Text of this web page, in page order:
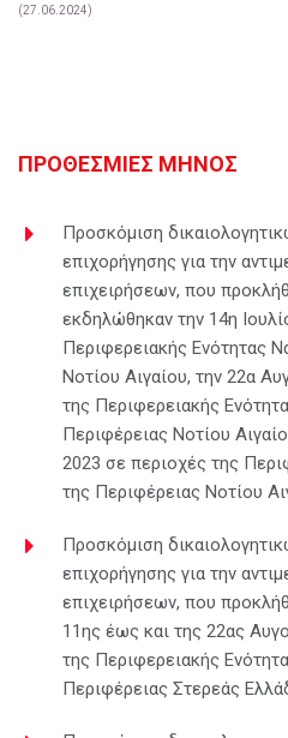
(27.06.2024)
ΠΡΟΘΕΣΜΙΕΣ ΜΗΝΟΣ
Προσκόμιση
επιχορήγησης για την
επιχειρήσεων, που
εκδηλώθηκαν την 14η
Περιφερειακής Ενότητας
Νοτίου Αιγαίου, την 22α
της Περιφερειακής
Περιφέρειας Νοτίου
2023 σε περιοχές της
της Περιφέρειας Νοτίου
Προσκόμιση
επιχορήγησης για την
επιχειρήσεων, που
11ης έως και της 22ας
της Περιφερειακής
Περιφέρειας Στερεάς